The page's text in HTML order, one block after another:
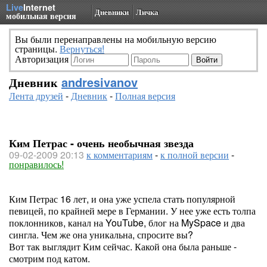
LiveInternet
мобильная версия Дневники Личка
Вы были перенаправлены на мобильную версию
страницы. Вернуться!
Авторизация
Дневник andresivanov
Лента друзей -Дневник-Полная версия
Ким Петрас - очень необычная звезда
09-02-2009 20:13 к комментариям-к полной версии -
понравилось!
Ким Петрас 16 лет, и она уже успела стать популярной
певицей, по крайней мере в Германии. У нее уже есть толпа
поклонников, канал на YouTube, блог на MySpace и два
сингла. Чем же она уникальна, спросите вы?
Вот так выглядит Ким сейчас. Какой она была раньше -
смотрим под катом.